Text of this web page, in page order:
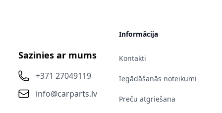
Sazinies ar mums
+371 27049119
info@carparts.lv
Informācija
Kontakti
Iegādāšanās noteikumi
Preču atgriešana